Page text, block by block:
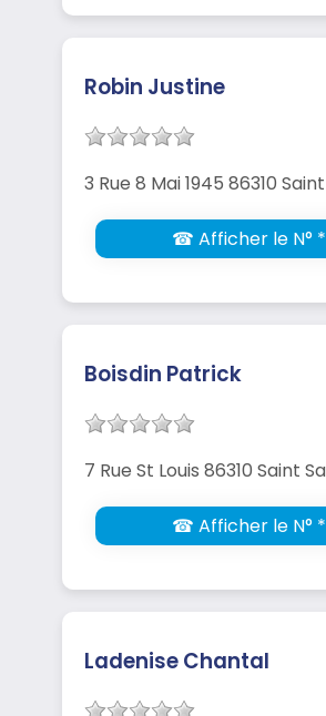
Robin Justine
3 Rue 8 Mai 1945 86310
☎ Afficher le N° *
Boisdin Patrick
7 Rue St Louis 86310 Saint
☎ Afficher le N° *
Ladenise Chantal